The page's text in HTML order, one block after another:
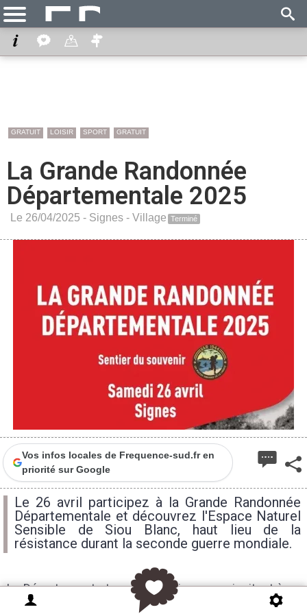
GRATUIT LOISIR SPORT GRATUIT
La Grande Randonnée
Départementale 2025
Le 26/04/2025 - Signes - Village Terminé
Vos infos locales de Frequence-sud.fr en
priorité sur Google
Le 26 avril participez à la Grande Randonnée
Départementale et découvrez l'Espace Naturel
Sensible de Siou Blanc, haut lieu de la
résistance durant la seconde guerre mondiale.
Le Département et ses partenaires vous invitent à
participer à la Grande Randonnée Départementale